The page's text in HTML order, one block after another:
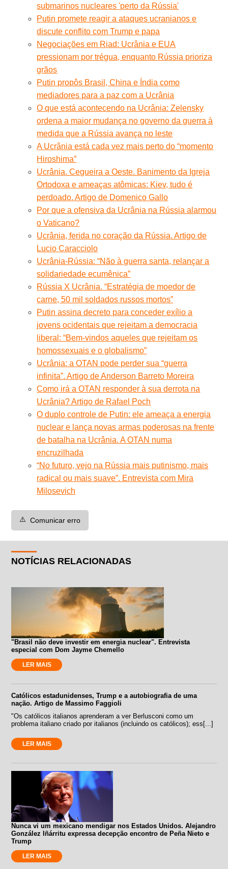
submarinos nucleares 'perto da Rússia'
Putin promete reagir a ataques ucranianos e
discute conflito com Trump e papa
Negociações em Riad: Ucrânia e EUA
pressionam por trégua, enquanto Rússia prioriza
grãos
Putin propôs Brasil, China e Índia como
mediadores para a paz com a Ucrânia
O que está acontecendo na Ucrânia: Zelensky
ordena a maior mudança no governo da guerra à
medida que a Rússia avança no leste
A Ucrânia está cada vez mais perto do “momento
Hiroshima”
Ucrânia. Cegueira a Oeste. Banimento da Igreja
Ortodoxa e ameaças atômicas: Kiev, tudo é
perdoado. Artigo de Domenico Gallo
Por que a ofensiva da Ucrânia na Rússia alarmou
o Vaticano?
Ucrânia, ferida no coração da Rússia. Artigo de
Lucio Caracciolo
Ucrânia-Rússia: “Não à guerra santa, relançar a
solidariedade ecumênica”
Rússia X Ucrânia. “Estratégia de moedor de
carne, 50 mil soldados russos mortos”
Putin assina decreto para conceder exílio a
jovens ocidentais que rejeitam a democracia
liberal: “Bem-vindos aqueles que rejeitam os
homossexuais e o globalismo”
Ucrânia: a OTAN pode perder sua “guerra
infinita”. Artigo de Anderson Barreto Moreira
Como irá a OTAN responder à sua derrota na
Ucrânia? Artigo de Rafael Poch
O duplo controle de Putin: ele ameaça a energia
nuclear e lança novas armas poderosas na frente
de batalha na Ucrânia. A OTAN numa
encruzilhada
“No futuro, vejo na Rússia mais putinismo, mais
radical ou mais suave”. Entrevista com Mira
Milosevich
⚠️ Comunicar erro
NOTÍCIAS RELACIONADAS
"Brasil não deve investir em energia nuclear". Entrevista
especial com Dom Jayme Chemello
LER MAIS
Católicos estadunidenses, Trump e a autobiografia de uma
nação. Artigo de Massimo Faggioli
"Os católicos italianos aprenderam a ver Berlusconi como um
problema italiano criado por italianos (incluindo os católicos); ess[...]
LER MAIS
Nunca vi um mexicano mendigar nos Estados Unidos. Alejandro
González Iñárritu expressa decepção encontro de Peña Nieto e
Trump
LER MAIS